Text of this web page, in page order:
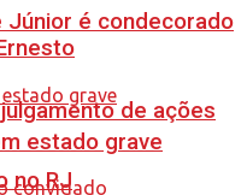
de ações
no RJ
Júnior é condecorado
estado grave